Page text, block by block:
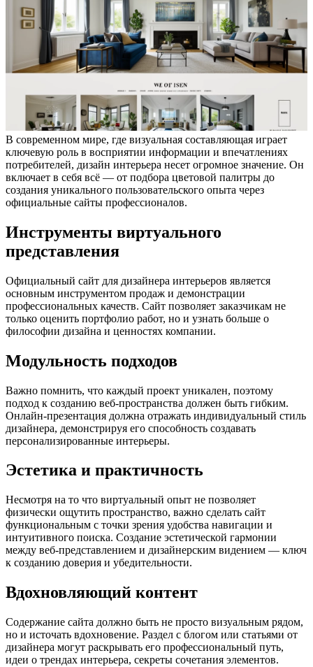
В современном мире, где визуальная составляющая играет
ключевую роль в восприятии информации и впечатлениях
потребителей, дизайн интерьера несет огромное значение. Он
включает в себя всё — от подбора цветовой палитры до
создания уникального пользовательского опыта через
официальные сайты профессионалов.
Инструменты виртуального
представления
Официальный сайт для дизайнера интерьеров является
основным инструментом продаж и демонстрации
профессиональных качеств. Сайт позволяет заказчикам не
только оценить портфолио работ, но и узнать больше о
философии дизайна и ценностях компании.
Модульность подходов
Важно помнить, что каждый проект уникален, поэтому
подход к созданию веб-пространства должен быть гибким.
Онлайн-презентация должна отражать индивидуальный стиль
дизайнера, демонстрируя его способность создавать
персонализированные интерьеры.
Эстетика и практичность
Несмотря на то что виртуальный опыт не позволяет
физически ощутить пространство, важно сделать сайт
функциональным с точки зрения удобства навигации и
интуитивного поиска. Создание эстетической гармонии
между веб-представлением и дизайнерским видением — ключ
к созданию доверия и убедительности.
Вдохновляющий контент
Содержание сайта должно быть не просто визуальным рядом,
но и источать вдохновение. Раздел с блогом или статьями от
дизайнера могут раскрывать его профессиональный путь,
идеи о трендах интерьера, секреты сочетания элементов.